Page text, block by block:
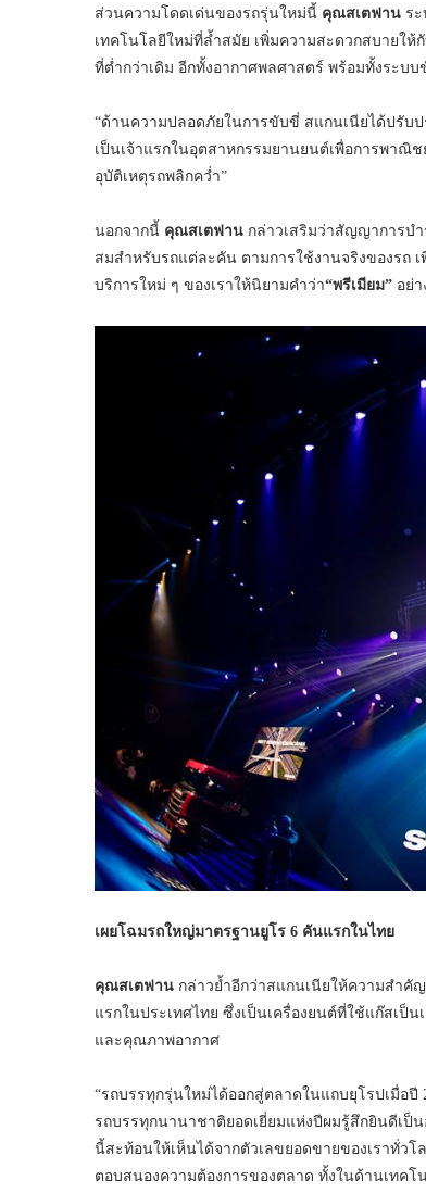
ส่วนความโดดเด่นของรถรุ่นใหม่นี้ คุณสเตฟาน ร
เทคโนโลยีใหม่ที่ล้ำสมัย เพิ่มความสะดวกสบายใ
ที่ต่ำกว่าเดิม อีกทั้งอากาศพลศาสตร์ พร้อมทั้งระบ
“ด้านความปลอดภัยในการขับขี่ สแกนเนียได้ปรั
เป็นเจ้าแรกในอุตสาหกรรมยานยนต์เพื่อการพาณิ
อุบัติเหตุรถพลิกคว่ำ”
นอกจากนี้ คุณสเตฟาน กล่าวเสริมว่าสัญญาการบ
สมสำหรับรถแต่ละคัน ตามการใช้งานจริงของรถ
บริการใหม่ ๆ ของเราให้นิยามคำว่า“พรีเมียม” อย่
เผยโฉมรถใหญ่มาตรฐานยูโร 6 คันแรกในไทย
คุณสเตฟาน กล่าวย้ำอีกว่าสแกนเนียให้ความสำ
แรกในประเทศไทย ซึ่งเป็นเครื่องยนต์ที่ใช้แก๊สเป็
และคุณภาพอากาศ
“รถบรรทุกรุ่นใหม่ได้ออกสู่ตลาดในแถบยุโรปเมื่อ
รถบรรทุกนานาชาติยอดเยี่ยมแห่งปีผมรู้สึกยินดีเป็
นี้สะท้อนให้เห็นได้จากตัวเลขยอดขายของเราทั่ว
ตอบสนองความต้องการของตลาด ทั้งในด้านเทค